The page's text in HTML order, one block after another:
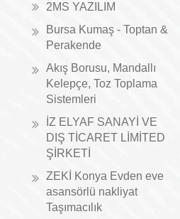
2MS YAZILIM
Bursa Kumaş - Toptan &
Perakende
Akış Borusu, Mandallı
Kelepçe, Toz Toplama
Sistemleri
İZ ELYAF SANAYİ VE
DIŞ TİCARET LİMİTED
ŞİRKETİ
ZEKİ Konya Evden eve
asansörlü nakliyat
Taşımacılık